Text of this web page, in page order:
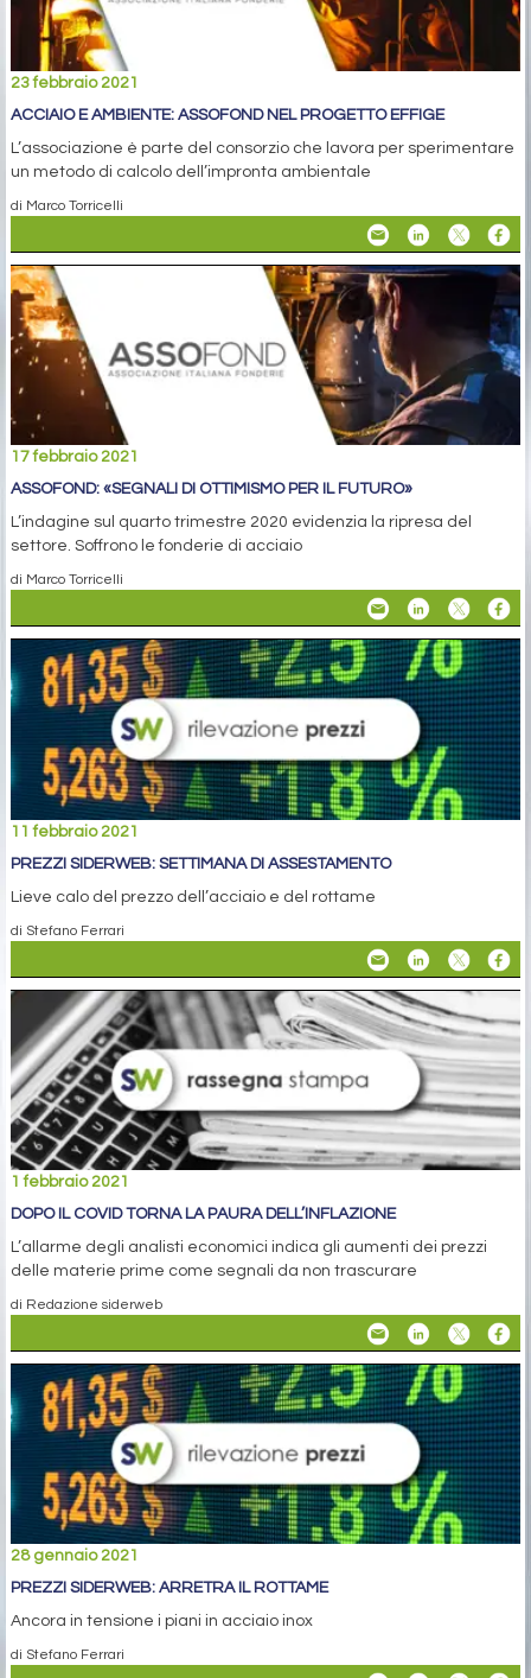
23 febbraio 2021
ACCIAIO E AMBIENTE: ASSOFOND NEL PROGETTO EFFIGE
L’associazione è parte del consorzio che lavora per sperimentare
un metodo di calcolo dell’impronta ambientale
di Marco Torricelli
17 febbraio 2021
ASSOFOND: «SEGNALI DI OTTIMISMO PER IL FUTURO»
L’indagine sul quarto trimestre 2020 evidenzia la ripresa del
settore. Soffrono le fonderie di acciaio
di Marco Torricelli
11 febbraio 2021
PREZZI SIDERWEB: SETTIMANA DI ASSESTAMENTO
Lieve calo del prezzo dell’acciaio e del rottame
di Stefano Ferrari
1 febbraio 2021
DOPO IL COVID TORNA LA PAURA DELL’INFLAZIONE
L’allarme degli analisti economici indica gli aumenti dei prezzi
delle materie prime come segnali da non trascurare
di Redazione siderweb
28 gennaio 2021
PREZZI SIDERWEB: ARRETRA IL ROTTAME
Ancora in tensione i piani in acciaio inox
di Stefano Ferrari